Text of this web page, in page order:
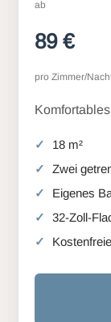
ab
89 €
pro Zimmer/
18 m²
Zwei
Eigenes
32-Zoll-